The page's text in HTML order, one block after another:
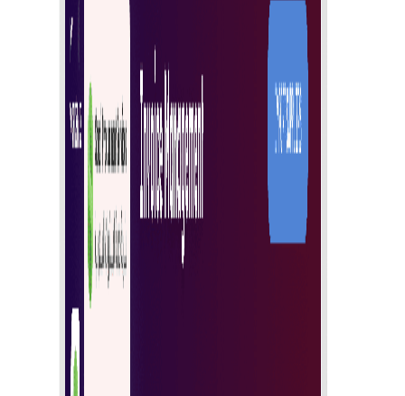
Sveobuhvatno izvještavanje
Pristupite detaljnim izvještajima za uvid i učinkovito
upravljanje nabavom.
Učinkovito upravljanje tijekom rada
učinkovitost i točnost.